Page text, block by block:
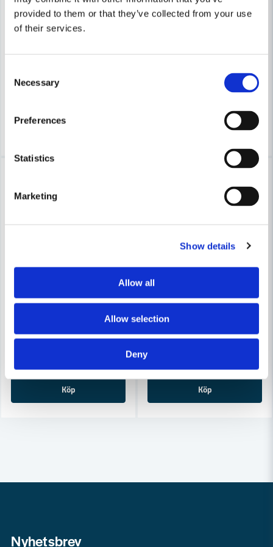
provided to them or that they’ve collected from your use
of their services.
Selection
Necessary
Preferences
Statistics
Marketing
Show details
Allow all
Allow selection
Deny
COBOLT
679 kr
633 kr
Köp
Leveranstid ifrån leverantör ca
Cobolt Skivnotfräs L=10 F=11mm
679 kr
633 kr
3-7 arbetsdagar
Köp
Cobolt Skivnotfräs L=10,
679 kr
633 kr
3-7 arbetsdagar
Köp
Nyhetsbrev